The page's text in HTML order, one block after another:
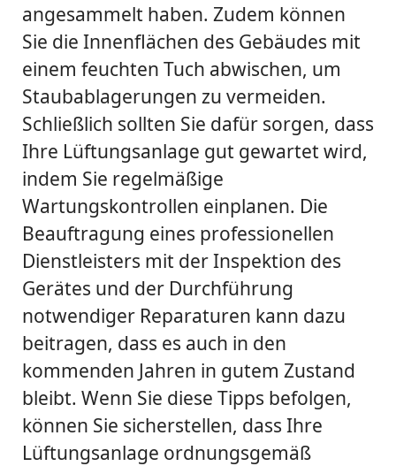
angesammelt haben. Zudem können
Sie die Innenflächen des Gebäudes mit
einem feuchten Tuch abwischen, um
Staubablagerungen zu vermeiden.
Schließlich sollten Sie dafür sorgen, dass
Ihre Lüftungsanlage gut gewartet wird,
indem Sie regelmäßige
Wartungskontrollen einplanen. Die
Beauftragung eines professionellen
Dienstleisters mit der Inspektion des
Gerätes und der Durchführung
notwendiger Reparaturen kann dazu
beitragen, dass es auch in den
kommenden Jahren in gutem Zustand
bleibt. Wenn Sie diese Tipps befolgen,
können Sie sicherstellen, dass Ihre
Lüftungsanlage ordnungsgemäß